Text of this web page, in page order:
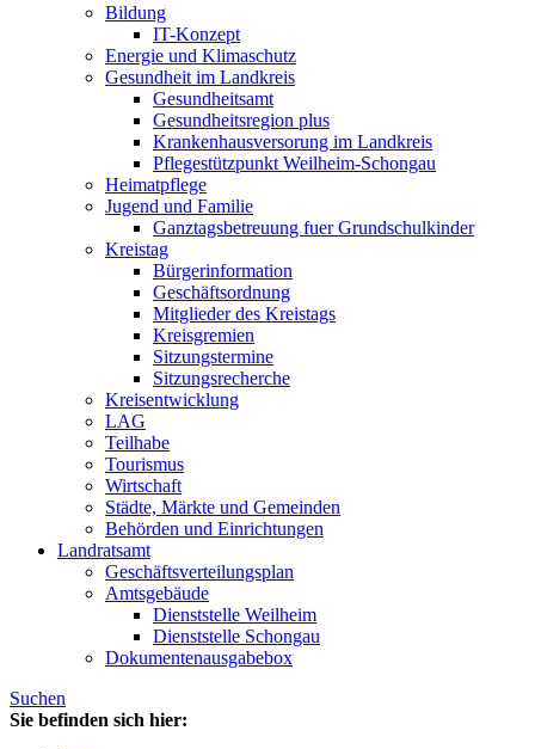
Bildung
IT-Konzept
Energie und Klimaschutz
Gesundheit im Landkreis
Gesundheitsamt
Gesundheitsregion plus
Krankenhausversorung im Landkreis
Pflegestützpunkt Weilheim-Schongau
Heimatpflege
Jugend und Familie
Ganztagsbetreuung fuer Grundschulkinder
Kreistag
Bürgerinformation
Geschäftsordnung
Mitglieder des Kreistags
Kreisgremien
Sitzungstermine
Sitzungsrecherche
Kreisentwicklung
LAG
Teilhabe
Tourismus
Wirtschaft
Städte, Märkte und Gemeinden
Behörden und Einrichtungen
Landratsamt
Geschäftsverteilungsplan
Amtsgebäude
Dienststelle Weilheim
Dienststelle Schongau
Dokumentenausgabebox
Suchen
Sie befinden sich hier: